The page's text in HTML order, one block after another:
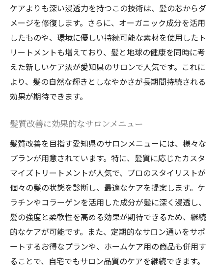
ケアよりも深い浸透力を持つこの技術は、髪の芯からダ
メージを修復します。さらに、オーガニック成分を活用
したものや、環境に優しい持続可能な素材を使用したト
リートメントも増えており、髪と地球の健康を同時に考
えた新しいケア法が愛知県のサロンで人気です。これに
より、髪の自然な輝きとしなやかさが長期間持続される
効果が期待できます。
髪質改善に効果的なサロンメニュー
髪質改善を目指す愛知県のサロンメニューには、様々な
プランが用意されています。特に、髪質に応じたカスタ
マイズトリートメントが人気で、プロのスタイリストが
個々の髪の状態を診断し、最適なケアを提案します。ケ
ラチンやコラーゲンを活用した成分が髪に深く浸透し、
髪の強度と柔軟性を高める効果が期待できるため、継続
的なケアが可能です。また、定期的なサロン通いをサポ
ートするお得なプランや、ホームケア用の商品も併用す
ることで、自宅でもサロン品質のケアを継続できます。